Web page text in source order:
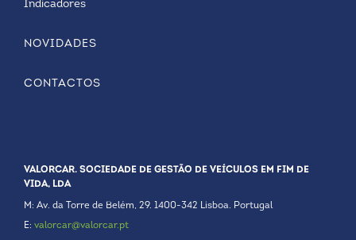
Indicadores
NOVIDADES
CONTACTOS
VALORCAR. SOCIEDADE DE GESTÃO DE VEÍCULOS EM FIM DE
VIDA, LDA
M: Av. da Torre de Belém, 29. 1400-342 Lisboa. Portugal
E: valorcar@valorcar.pt